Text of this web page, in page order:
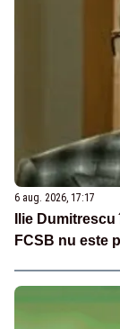
6 aug. 2026, 17:17
Ilie
FCSB nu este